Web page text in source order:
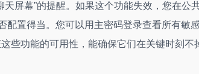
屏幕”的提醒。如果这个功能失效，您在公
配置得当。您可以用主密码登录查看所有敏
些功能的可用性，能确保它们在关键时刻不